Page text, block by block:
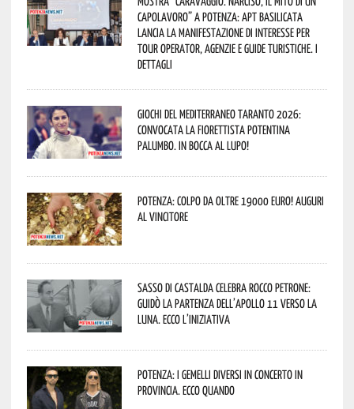
capolavoro” a Potenza: APT Basilicata
lancia la manifestazione di interesse per
Tour Operator, Agenzie e Guide Turistiche. I
dettagli
Giochi del Mediterraneo Taranto 2026:
convocata la fiorettista potentina
Palumbo. In bocca al lupo!
Potenza: colpo da oltre 19000 Euro! Auguri
al vincitore
Sasso di Castalda celebra Rocco Petrone:
guidò la partenza dell’Apollo 11 verso la
Luna. Ecco l’iniziativa
Potenza: i Gemelli DiVersi in concerto in
provincia. Ecco quando